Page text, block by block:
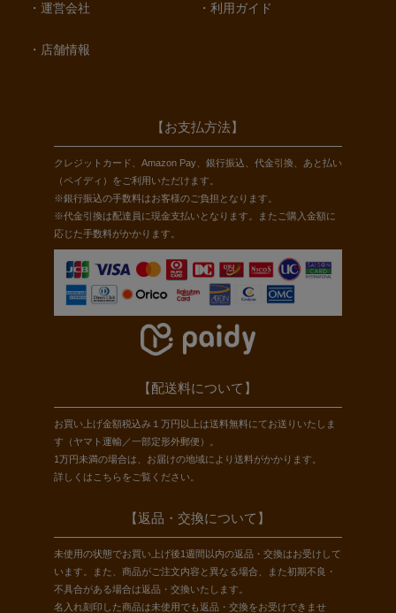
運営会社
店舗情報
利用ガイド
【お支払方法】
クレジットカード、Amazon Pay、銀行振込、代金引換、あと払い
（ペイディ）をご利用いただけます。
※銀行振込の手数料はお客様のご負担となります。
※代金引換は配達員に現金支払いとなります。またご購入金額に
応じた手数料がかかります。
【配送料について】
お買い上げ金額税込み１万円以上は送料無料にてお送りいたしま
す（ヤマト運輸／一部定形外郵便）。
1万円未満の場合は、お届けの地域により送料がかかります。
詳しくは こちらをご覧ください。
【返品・交換について】
未使用の状態でお買い上げ後1週間以内の返品・交換はお受けして
います。また、商品がご注文内容と異なる場合、また初期不良・
不具合がある場合は返品・交換いたします。
名入れ刻印した商品は未使用でも返品・交換をお受けできませ